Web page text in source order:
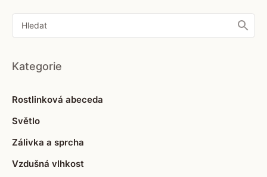
Kategorie
Rostlinková abeceda
Světlo
Zálivka a sprcha
Vzdušná vlhkost